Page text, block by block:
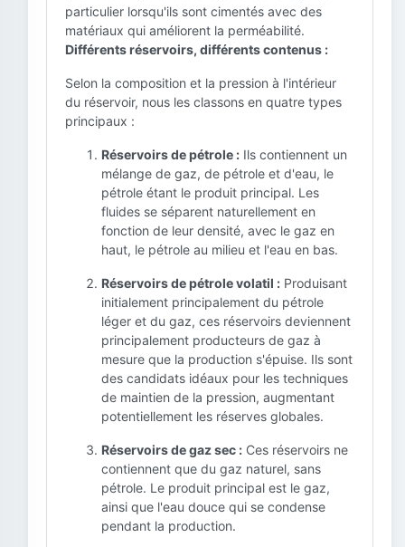
particulier lorsqu'ils sont cimentés avec des
matériaux qui améliorent la perméabilité.
Différents réservoirs, différents contenus :
Selon la composition et la pression à l'intérieur
du réservoir, nous les classons en quatre types
principaux :
Réservoirs de pétrole : Ils contiennent un
mélange de gaz, de pétrole et d'eau, le
pétrole étant le produit principal. Les
fluides se séparent naturellement en
fonction de leur densité, avec le gaz en
haut, le pétrole au milieu et l'eau en bas.
Réservoirs de pétrole volatil : Produisant
initialement principalement du pétrole
léger et du gaz, ces réservoirs deviennent
principalement producteurs de gaz à
mesure que la production s'épuise. Ils sont
des candidats idéaux pour les techniques
de maintien de la pression, augmentant
potentiellement les réserves globales.
Réservoirs de gaz sec : Ces réservoirs ne
contiennent que du gaz naturel, sans
pétrole. Le produit principal est le gaz,
ainsi que l'eau douce qui se condense
pendant la production.